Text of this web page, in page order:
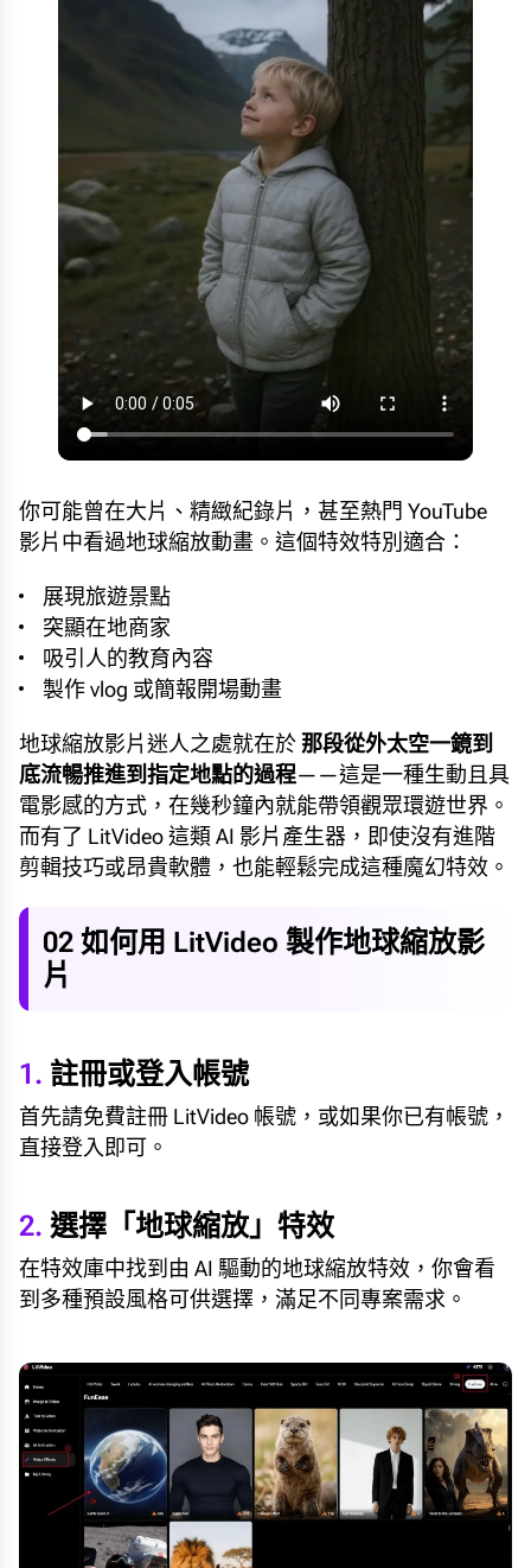
你可能曾在大片、精緻紀錄片，甚至熱門 YouTube
影片中看過地球縮放動畫。這個特效特別適合：
展現旅遊景點
突顯在地商家
吸引人的教育內容
製作 vlog 或簡報開場動畫
地球縮放影片迷人之處就在於 那段從外太空一鏡到
底流暢推進到指定地點的過程——這是一種生動且具
電影感的方式，在幾秒鐘內就能帶領觀眾環遊世界。
而有了 LitVideo 這類 AI 影片產生器，即使沒有進階
剪輯技巧或昂貴軟體，也能輕鬆完成這種魔幻特效。
02 如何用 LitVideo 製作地球縮放影
片
1. 註冊或登入帳號
首先請免費註冊 LitVideo 帳號，或如果你已有帳號，
直接登入即可。
2. 選擇「地球縮放」特效
在特效庫中找到由 AI 驅動的地球縮放特效，你會看
到多種預設風格可供選擇，滿足不同專案需求。